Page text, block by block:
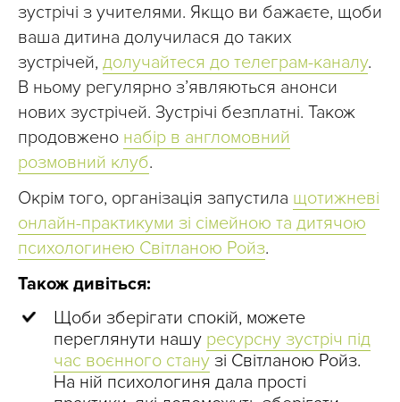
зустрічі з учителями. Якщо ви бажаєте, щоби
ваша дитина долучилася до таких
зустрічей, долучайтеся до телеграм-каналу.
В ньому регулярно зʼявляються анонси
нових зустрічей. Зустрічі безплатні. Також
продовжено набір в англомовний
розмовний клуб.
Окрім того, організація запустила щотижневі
онлайн-практикуми зі сімейною та дитячою
психологинею Світланою Ройз.
Також дивіться:
Щоби зберігати спокій, можете
переглянути нашу ресурсну зустріч під
час воєнного стану зі Світланою Ройз.
На ній психологиня дала прості